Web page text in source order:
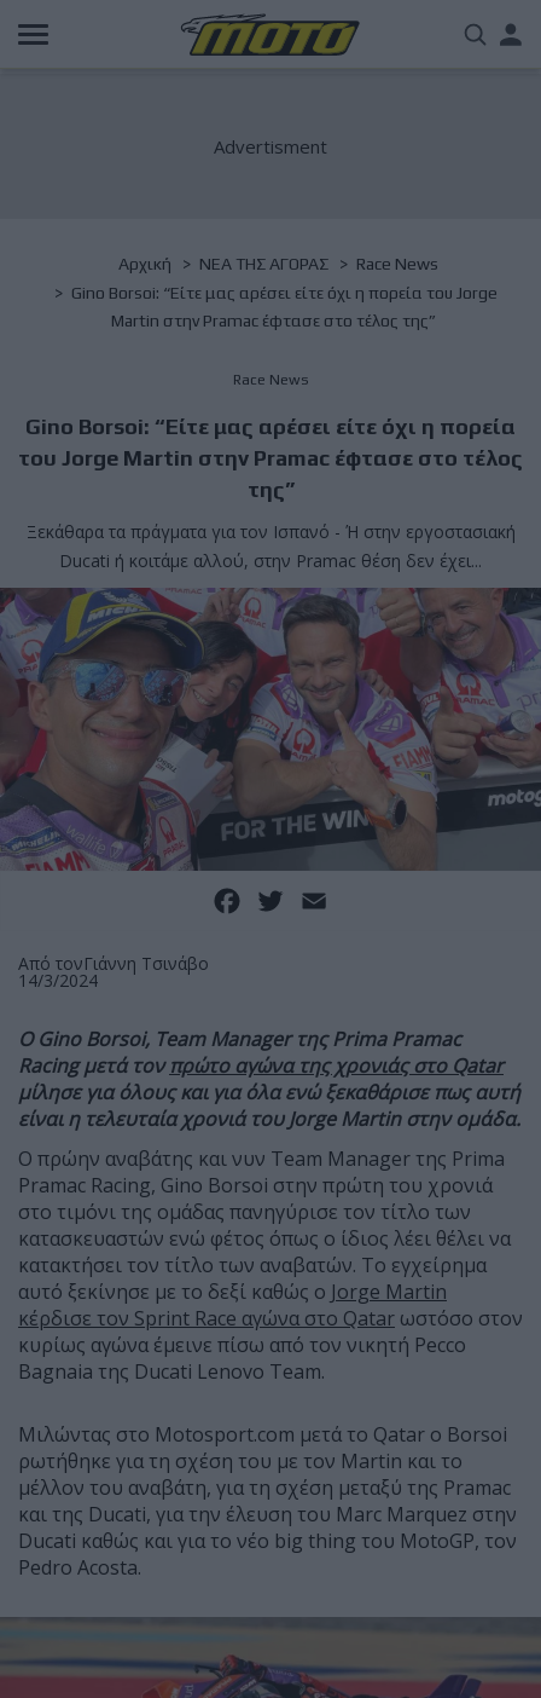
Παράκαμψη
προς
Breadcrumb
Αρχική NΕΑ ΤΗΣ ΑΓΟΡΑΣ
Race News
Gino Borsoi: “Είτε μας αρέσει είτε όχι η πορεία του Jorge
Martin στην Pramac έφτασε στο τέλος της”
Race News
Gino Borsoi: “Είτε μας αρέσει είτε όχι η πορεία
του Jorge Martin στην Pramac έφτασε στο τέλος
της”
Ξεκάθαρα τα πράγματα για τον Ισπανό - Ή στην εργοστασιακή
Ducati ή κοιτάμε αλλού, στην Pramac θέση δεν έχει...
Facebook
Twitter
Από τονΓιάννη Τσινάβο
14/3/2024
Ο Gino Borsoi, Team Manager της Prima Pramac
Racing μετά τονπρώτο αγώνα της χρονιάς στο Qatar
μίλησε για όλους και για όλα ενώ ξεκαθάρισε πως αυτή
είναι η τελευταία χρονιά του Jorge Martin στην ομάδα.
Ο πρώην αναβάτης και νυν Team Manager της Prima
Pramac Racing, Gino Borsoi στην πρώτη του χρονιά
στο τιμόνι της ομάδας πανηγύρισε τον τίτλο των
κατασκευαστών ενώ φέτος όπως ο ίδιος λέει θέλει να
κατακτήσει τον τίτλο των αναβατών. Το εγχείρημα
αυτό ξεκίνησε με το δεξί καθώς ο Jorge Martin
κέρδισε τον Sprint Race αγώνα στο Qatar ωστόσο στον
κυρίως αγώνα έμεινε πίσω από τον νικητή Pecco
Bagnaia της Ducati Lenovo Team.
Μιλώντας στο Motosport.com μετά το Qatar ο Borsoi
ρωτήθηκε για τη σχέση του με τον Martin και το
μέλλον του αναβάτη, για τη σχέση μεταξύ της Pramac
και της Ducati, για την έλευση του Marc Marquez στην
Ducati καθώς και για το νέο big thing του MotoGP, τον
Pedro Acosta.